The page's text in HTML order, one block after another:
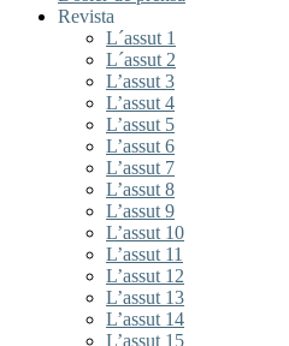
Revista
L´assut 1
L´assut 2
L’assut 3
L’assut 4
L’assut 5
L’assut 6
L’assut 7
L’assut 8
L’assut 9
L’assut 10
L’assut 11
L’assut 12
L’assut 13
L’assut 14
L’assut 15